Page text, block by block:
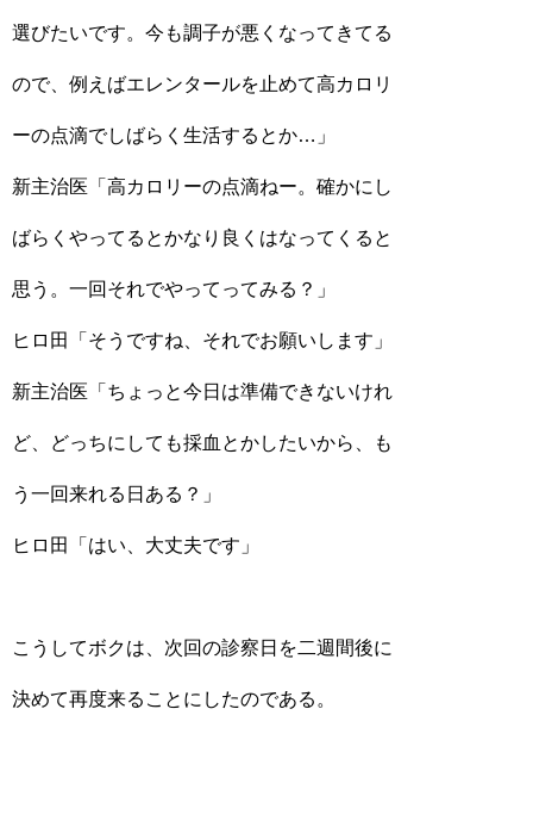
選びたいです。今も調子が悪くなってきてる
ので、例えばエレンタールを止めて高カロリ
ーの点滴でしばらく生活するとか…」
新主治医「高カロリーの点滴ねー。確かにし
ばらくやってるとかなり良くはなってくると
思う。一回それでやってってみる？」
ヒロ田「そうですね、それでお願いします」
新主治医「ちょっと今日は準備できないけれ
ど、どっちにしても採血とかしたいから、も
う一回来れる日ある？」
ヒロ田「はい、大丈夫です」
こうしてボクは、次回の診察日を二週間後に
決めて再度来ることにしたのである。